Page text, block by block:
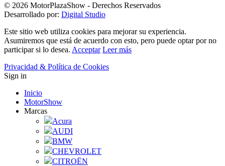
© 2026 MotorPlazaShow - Derechos Reservados
Desarrollado por: Digital Studio
Este sitio web utiliza cookies para mejorar su experiencia.
Asumiremos que está de acuerdo con esto, pero puede optar por no
participar si lo desea. Acceptar Leer más
Privacidad & Política de Cookies
Sign in
Inicio
MotorShow
Marcas
Acura
AUDI
BMW
CHEVROLET
CITROËN